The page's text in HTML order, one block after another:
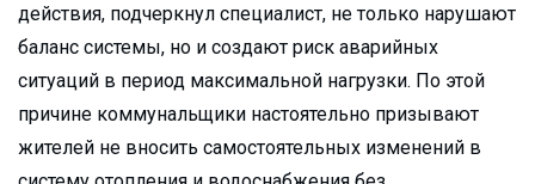
действия, подчеркнул специалист, не только нарушают
баланс системы, но и создают риск аварийных
ситуаций в период максимальной нагрузки. По этой
причине коммунальщики настоятельно призывают
жителей не вносить самостоятельных изменений в